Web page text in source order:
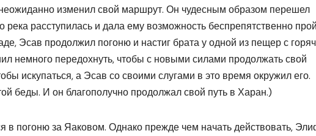
изменил свой маршрут. Он чудесным образом перешел
расступилась и дала ему возможность беспрепятственно
Эсав продолжил погоню и настиг брата у одной из пещер с
немного передохнуть, чтобы с новыми силами продолжать свой
искупаться, а Эсав со своими слугами в это время окружил его.
беды. И он благополучно продолжал свой путь в Харан.)
в погоню за Яаковом. Однако прежде чем начать действовать,